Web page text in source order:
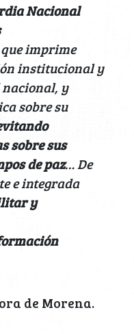
Nacional
imprime
institucional y
nacional, y
sobre su
sobre sus
de paz… De
e integrada
y
de Morena.